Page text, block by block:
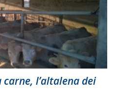
l’altalena dei